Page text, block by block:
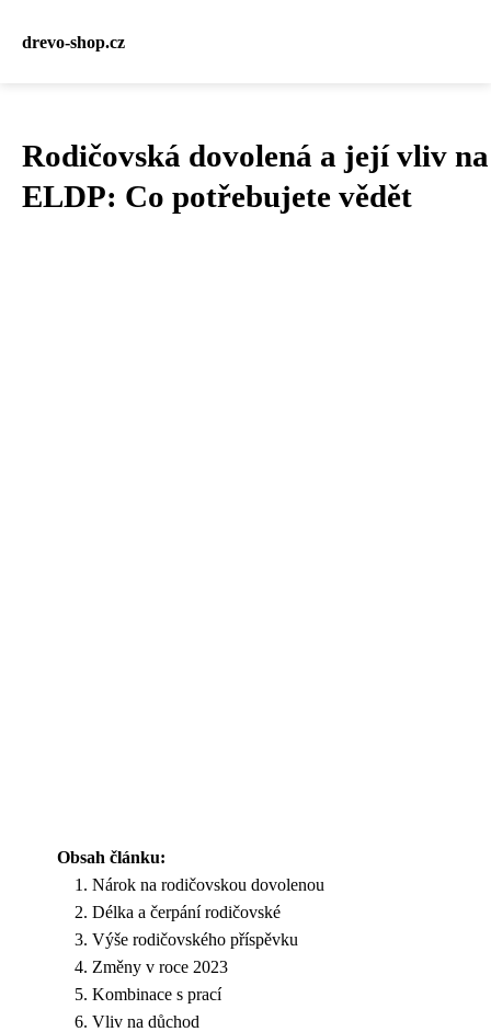
drevo-shop.cz
Rodičovská dovolená a její vliv na
ELDP: Co potřebujete vědět
Obsah článku:
Nárok na rodičovskou dovolenou
Délka a čerpání rodičovské
Výše rodičovského příspěvku
Změny v roce 2023
Kombinace s prací
Vliv na důchod